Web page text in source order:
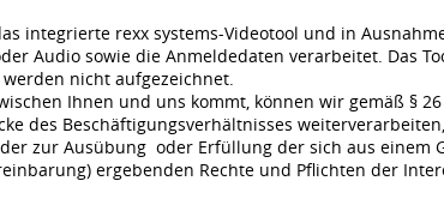
integrierte rexx systems-Videotool und in
Audio sowie die Anmeldedaten verarbeitet. Das
nicht aufgezeichnet.
Ihnen und uns kommt, können wir gemäß §
des Beschäftigungsverhältnisses
zur Ausübung oder Erfüllung der sich aus einem
ergebenden Rechte und Pflichten der